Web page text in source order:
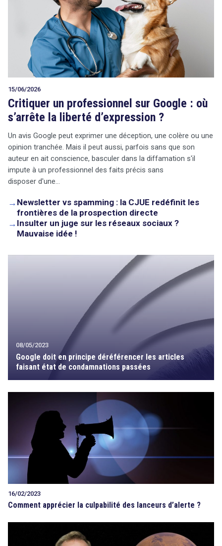
15/06/2026
Critiquer un professionnel sur Google : où
s’arrête la liberté d’expression ?
Un avis Google peut exprimer une déception, une colère ou une
opinion tranchée. Mais il peut aussi, parfois sans que son
auteur en ait conscience, basculer dans la diffamation s'il
impute à un professionnel des faits précis sans
disposer d'une…
→ Newsletter vs spamming : la CJUE redéfinit les
frontières de la prospection directe
→ Insulter un juge sur les réseaux sociaux ?
Mauvaise idée !
08/05/2023
Google doit en principe déréférencer les articles
faisant état de condamnations passées
16/02/2023
Comment apprécier la culpabilité des lanceurs d’alerte ?